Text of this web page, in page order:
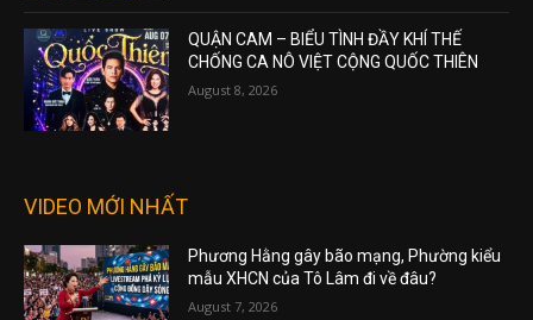
QUẬN CAM – BIỂU TÌNH ĐẦY KHÍ THẾ
CHỐNG CA NÔ VIỆT CỘNG QUỐC THIÊN
August 8, 2026
VIDEO MỚI NHẤT
Phương Hằng gây bão mạng, Phường kiểu
mẫu XHCN của Tô Lâm đi về đâu?
August 7, 2026